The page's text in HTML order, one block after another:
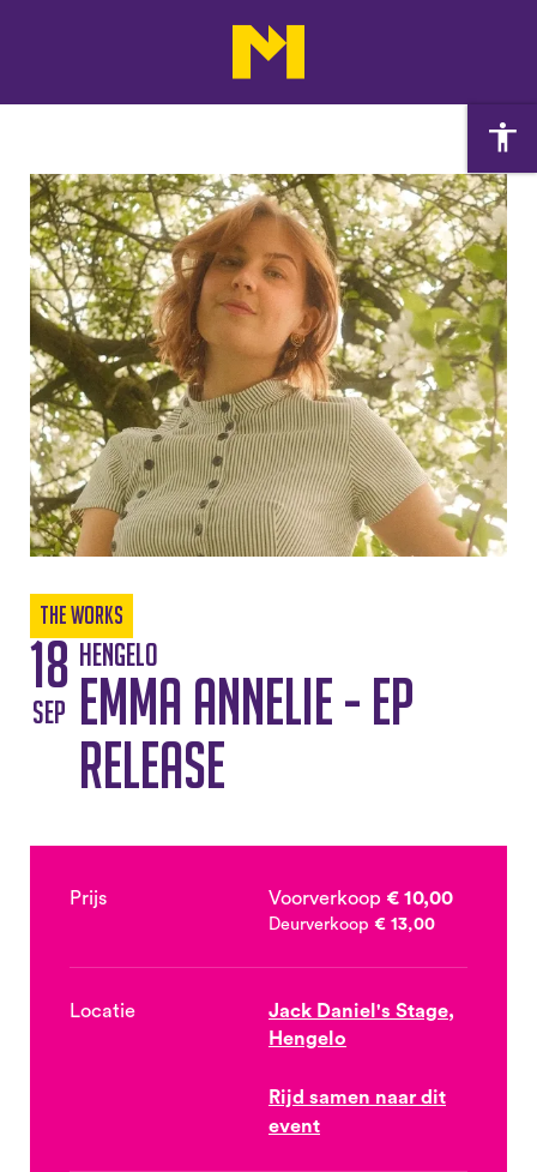
The Works
18
sep
Hengelo
Emma Annelie - EP
release
Prijs Voorverkoop € 10,00
Deurverkoop € 13,00
Locatie
Jack Daniel's Stage,
Hengelo
Rijd samen naar dit
event